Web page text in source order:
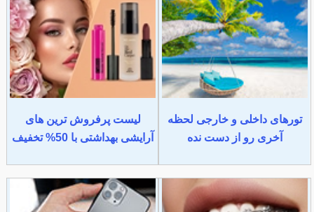
تورهای داخلی و خارجی لحظه
آخری رو از دست نده
لیست پرفروش ترین های
آرایشی بهداشتی با 50% تخفیف